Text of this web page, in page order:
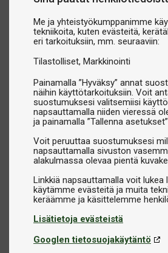
Me ja yhteistyökumppanimme
tekniikoita, kuten evästeitä,
eri tarkoituksiin, mm. seuraaviin:
Tilastolliset Markkinointi
Painamalla ”Hyväksy” annat
näihin käyttötarkoituksiin. Voit
suostumuksesi valitsemiisi
napsauttamalla niiden vieressä
ja painamalla ”Tallenna
Voit peruuttaa suostumuksesi
napsauttamalla sivuston
alakulmassa olevaa pientä
Linkkiä napsauttamalla voit lukea
käytämme evästeitä ja muita
Lisätietoja evästeistä
Googlen tietosuojakäytäntö